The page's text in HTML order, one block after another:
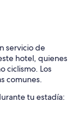
servicio de
hotel, quienes
ciclismo. Los
comunes.
tu estadía:
caja de